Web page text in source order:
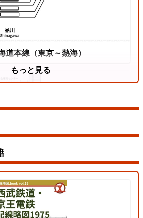
道本線（東京～熱海）
北本線（東京～黒磯）
もっと見る